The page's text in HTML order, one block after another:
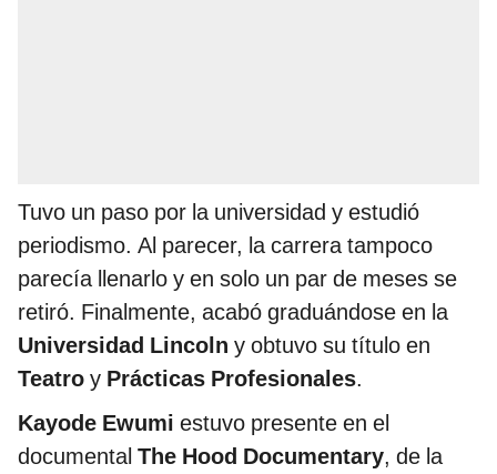
Tuvo un paso por la universidad y estudió
periodismo. Al parecer, la carrera tampoco
parecía llenarlo y en solo un par de meses se
retiró. Finalmente, acabó graduándose en la
Universidad Lincoln y obtuvo su título en
Teatro y Prácticas Profesionales.
Kayode Ewumi estuvo presente en el
documental The Hood Documentary, de la